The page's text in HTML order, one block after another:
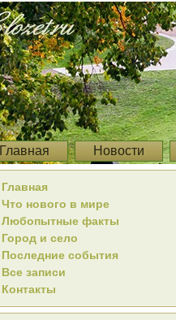
Главная Новости
Главная
Что нового в мире
Любопытные факты
Город и село
Последние события
Все записи
Контакты